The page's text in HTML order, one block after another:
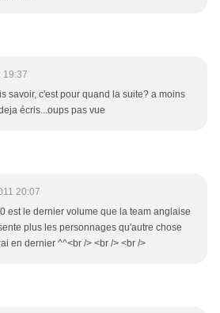
19:37
savoir, c'est pour quand la suite? a moins
écris...oups pas vue
20:07
est le dernier volume que la team anglaise
plus les personnages qu'autre chose
en dernier ^^<br /> <br /> <br />